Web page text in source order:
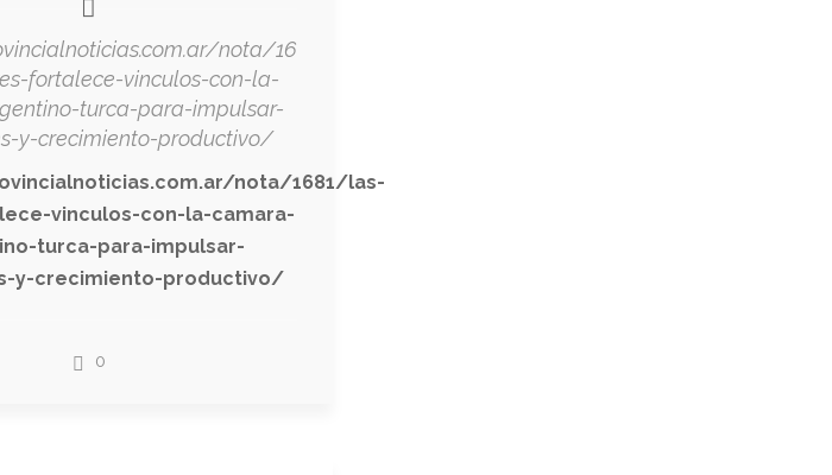
nota/16
fortalece-vinculos-con-la-
turca-para-impulsar-
y-crecimiento-productivo/
nota/1681/las-
vinculos-con-la-camara-
turca-para-impulsar-
y-crecimiento-productivo/
0